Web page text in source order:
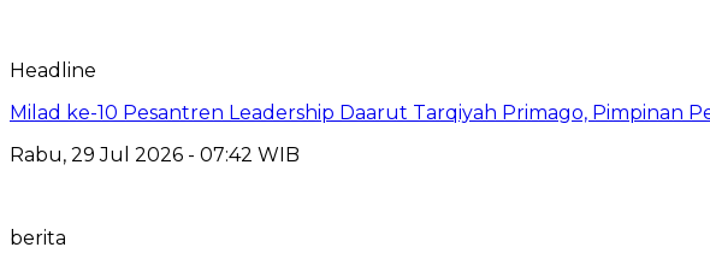
Headline
Milad ke-10 Pesantren Leadership Daarut Tarqiyah Primago, Pimpinan
Rabu, 29 Jul 2026 - 07:42 WIB
berita